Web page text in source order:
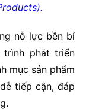
nỗ lực bền bỉ
trình phát triển
mục sản phẩm
tiếp cận, đáp